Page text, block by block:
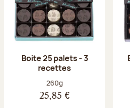
Boite 25 palets - 3
recettes
Poids net :
260g
25,85 €